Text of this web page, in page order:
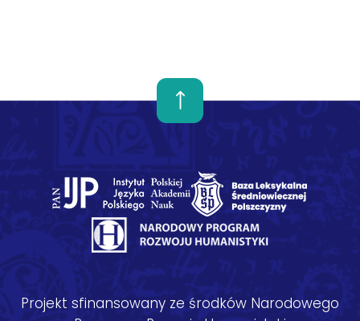
Projekt sfinansowany ze środków Narodowego